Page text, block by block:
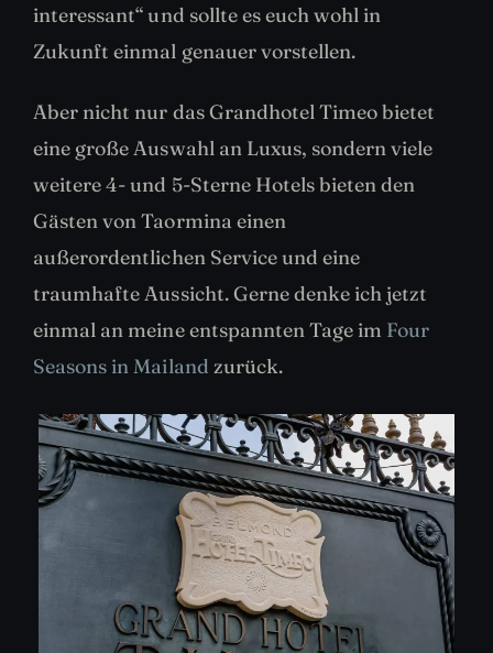
interessant“ und sollte es euch wohl in
Zukunft einmal genauer vorstellen.
Aber nicht nur das Grandhotel Timeo bietet
eine große Auswahl an Luxus, sondern viele
weitere 4- und 5-Sterne Hotels bieten den
Gästen von Taormina einen
außerordentlichen Service und eine
traumhafte Aussicht. Gerne denke ich jetzt
einmal an meine entspannten Tage im Four
Seasons in Mailand zurück.